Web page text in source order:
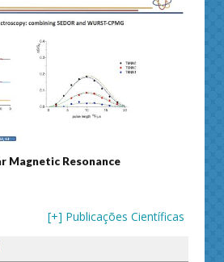
Resonance
[+] Publicações Científicas